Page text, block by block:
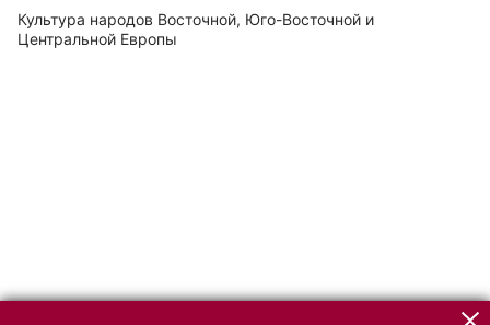
Культура народов Восточной, Юго-Восточной и
Центральной Европы